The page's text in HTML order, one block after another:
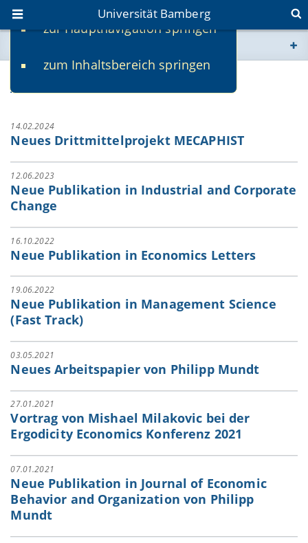
zur Hauptnavigation springen
zum Inhaltsbereich springen
Universität Bamberg
www.uni-bamberg.de
fis.uni-bamberg.de
Aktuelles
14.02.2024
Neues Drittmittelprojekt MECAPHIST
12.06.2023
Neue Publikation in Industrial and Corporate
Change
16.10.2022
Neue Publikation in Economics Letters
19.06.2022
Neue Publikation in Management Science
(Fast Track)
03.05.2021
Neues Arbeitspapier von Philipp Mundt
27.01.2021
Vortrag von Mishael Milakovic bei der
Ergodicity Economics Konferenz 2021
07.01.2021
Neue Publikation in Journal of Economic
Behavior and Organization von Philipp
Mundt